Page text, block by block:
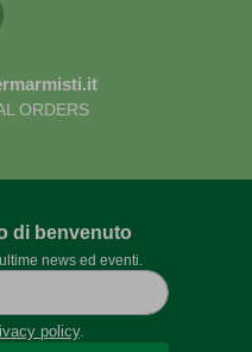
ORDERS
di benvenuto
news ed eventi.
policy.